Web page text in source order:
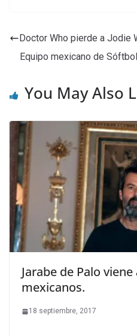
Doctor Who pierde a Jodie
Equipo mexicano de
You May Also
Jarabe de Palo
mexicanos.
18 septiembre, 2017